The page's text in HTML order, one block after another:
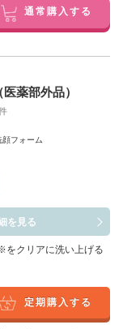
通常購入する
薬部外品）
フォーム
を見る
をクリアに洗い上げる
定期購入する